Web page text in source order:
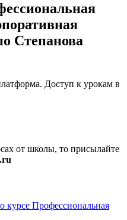
Степанова
Доступ к урокам в
от школы, то присылайте
курсе Профессиональная